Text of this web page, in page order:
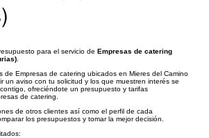
para el servicio de Empresas de catering
de Empresas de catering ubicados en Mieres del Camino
un aviso con tu solicitud y los que muestren interés se
ofreciéndote un presupuesto y tarifas
de catering.
de otros clientes así como el perfil de cada
los presupuestos y tomar la mejor decisión.